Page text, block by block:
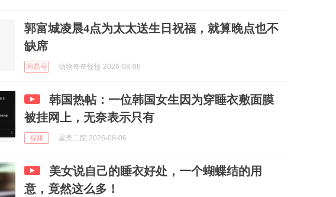
郭富城凌晨4点为太太送生日祝福，就算晚点也不
缺席
网易号 动物奇奇怪怪 2026-08-06
韩国热帖：一位韩国女生因为穿睡衣敷面膜
被挂网上，无奈表示只有
视频 星美二院 2026-08-06
美女说自己的睡衣好处，一个蝴蝶结的用
意，竟然这么多！